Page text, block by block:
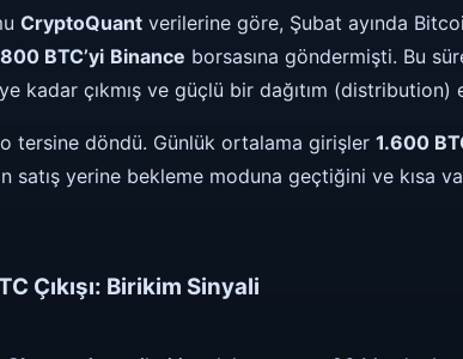
CryptoQuant verilerine göre, Şubat ayında
BTC’yi Binance borsasına göndermişti. Bu
kadar çıkmış ve güçlü bir dağıtım
tersine döndü. Günlük ortalama girişler 1.600
satış yerine bekleme moduna geçtiğini ve kısa
Çıkışı: Birikim Sinyali